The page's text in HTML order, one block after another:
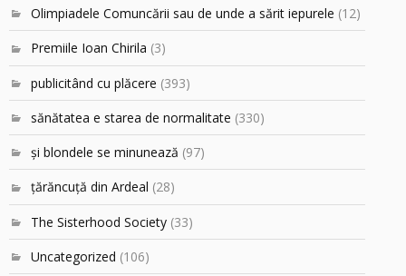
Olimpiadele Comuncării sau de unde a sărit iepurele (12)
Premiile Ioan Chirila (3)
publicitând cu plăcere (393)
sănătatea e starea de normalitate (330)
şi blondele se minunează (97)
ţărăncuţă din Ardeal (28)
The Sisterhood Society (33)
Uncategorized (106)